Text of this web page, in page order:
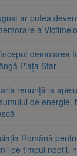
ar putea
a
demolarea
Piața Star
renunță la
de energie.
Română
pe timpul nopții,